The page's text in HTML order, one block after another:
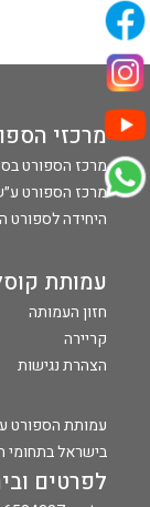
מרכזי
מרכז הספורט
מרכז הספורט
היחידה לספורט
עמותת
חזון העמותה
קריירה
הצהרת נגישות
עמותת הספורט
בישראל בתחומי
לפרטים